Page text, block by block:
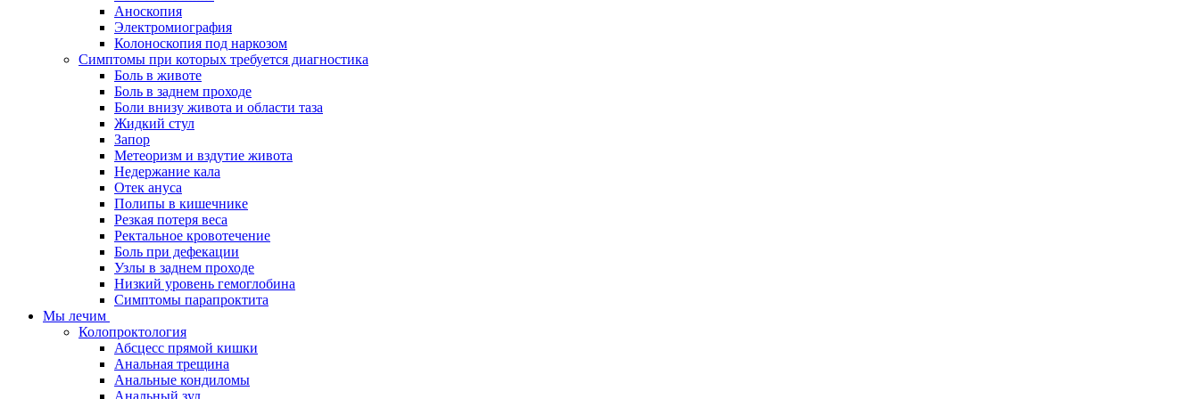
Аноскопия
Электромиография
Колоноскопия под наркозом
Симптомы при которых требуется диагностика
Боль в животе
Боль в заднем проходе
Боли внизу живота и области таза
Жидкий стул
Запор
Метеоризм и вздутие живота
Недержание кала
Отек ануса
Полипы в кишечнике
Резкая потеря веса
Ректальное кровотечение
Боль при дефекации
Узлы в заднем проходе
Низкий уровень гемоглобина
Симптомы парапроктита
Мы лечим
Колопроктология
Абсцесс прямой кишки
Анальная трещина
Анальные кондиломы
Анальный зуд